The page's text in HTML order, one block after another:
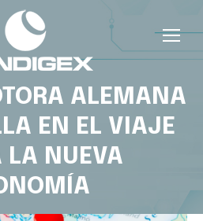
ALEMANA
EN EL VIAJE
LA NUEVA